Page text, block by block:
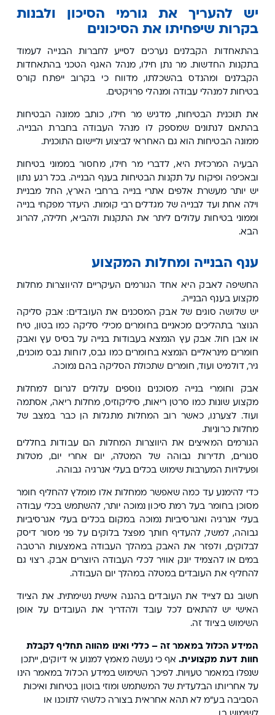
יש להעריך את גורמי הסיכון ולבנות
בקרות שיפחיתו את הסיכונים
בהתאחדות הקבלנים נערכים לסייע לחברות הבנייה לעמוד
בתקנות החדשות. מר נתן חילו, מנהל האגף הטכני בהתאחדות
הקבלנים ומהנדס בהשכלתו, מדווח כי בקרוב ייפתח קורס
בטיחות למנהלי עבודה ומנהלי פרויקטים.
את תוכנית הבטיחות, מדגיש מר חילו, כותב ממונה הבטיחות
בהתאם לנתונים שמספק לו מנהל העבודה בחברת הבנייה.
ממונה הבטיחות הוא גם האחראי לביצוע וליישום התוכנית.
הבעיה המרכזית היא, לדברי מר חילו, מחסור בממוני בטיחות
ובאכיפה ופיקוח על תקנות הבטיחות בענף הבנייה. בכל רגע נתון
יש יותר מעשרת אלפים אתרי בנייה ברחבי הארץ, החל מבניית
וילה אחת ועד לבנייה של מגדלים רבי קומות. היעדר מפקחי בנייה
וממוני בטיחות עלולים ליתר את התקנות ולהביא, חלילה, להרוג
הבא.
ענף הבנייה ומחלות המקצוע
החשיפה לאבק היא אחד הגורמים העיקריים להיווצרות מחלות
מקצוע בענף הבנייה.
יש שלושה סוגים של אבק המסכנים את העובדים: אבק סליקה
הנוצר בתהליכים מכאניים בחומרים מכילי סליקה כמו בטון, טיח
או אבן חול. אבק עץ הנמצא בעבודות בנייה על בסיס עץ ואבק
חומרים מינראליים הנמצא בחומרים כמו גבס, לוחות גבס מוכנים,
גיר, דולמיט ועוד, חומרים שתכולת הסליקה בהם נמוכה.
אבק וחומרי בנייה מסוכנים נוספים עלולים לגרום למחלות
מקצוע שונות כמו סרטן ריאות, סיליקוזיס, מחלות ריאה, אסתמה
ועוד. לצערנו, כאשר רוב המחלות מתגלות הן כבר במצב של
מחלות כרוניות.
הגורמים המאיצים את היווצרות המחלות הם עבודות בחללים
סגורים, תדירות גבוהה של המטלה, יום אחרי יום, מטלות
ופעילויות המערבות שימוש בכלים בעלי אנרגיה גבוהה.
כדי להימנע עד כמה שאפשר ממחלות אלו מומלץ להחליף חומר
מסוכן בחומר בעל רמת סיכון נמוכה יותר, להשתמש בכלי עבודה
בעלי אנרגיה ואגרסיביות נמוכה במקום בכלים בעלי אגרסיביות
גבוהה, למשל, להעדיף חותך מפצל בלוקים על פני מסור דיסק
לבלוקים, ולפזר את האבק במהלך העבודה באמצעות הרטבה
במים או להצמיד יונק אוויר לכלי העבודה היוצרים אבק. רצוי גם
להחליף את העובדים במטלה במהלך יום העבודה.
חשוב גם לצייד את העובדים בהגנה אישית נשימתית. את הציוד
האישי יש להתאים לכל עובד ולהדריך את העובדים על אופן
השימוש בציוד זה.
המידע הכלול במאמר זה – כללי ואינו מהווה תחליף לקבלת
חוות דעת מקצועית.אף כי נעשה מאמץ למנוע אי דיוקים, ייתכן
שנפלו במאמר טעויות. לפיכך השימוש במידע הכלול במאמר הינו
על אחריותו הבלעדית של המשתמש ומוזי בוטון בטיחות ואיכות
הסביבה בע"מ לא תהא אחראית בצורה כלשהי לתוכנו או